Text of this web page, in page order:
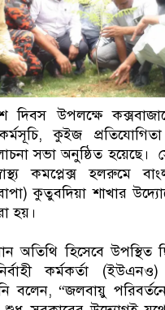
দিবস উপলক্ষে
কুইজ
সভা অনুষ্ঠিত হয়েছে।
কমপ্লেক্স হলরুমে
কুতুবদিয়া শাখার
হয়।
অতিথি হিসেবে উপস্থিত
কর্মকর্তা
বলেন, “জলবায়ু